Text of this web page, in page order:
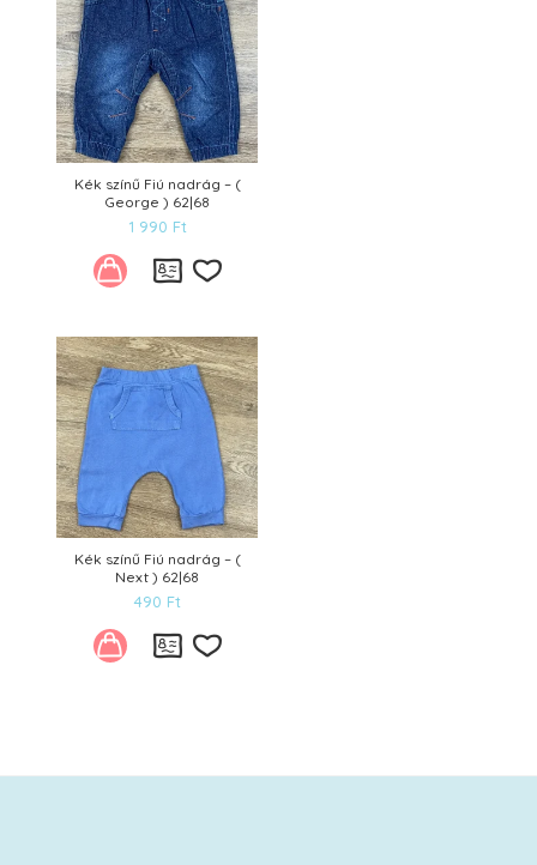
Kék színű Fiú nadrág – (
George ) 62|68
1 990 Ft
Kívánságlistára
Kék színű Fiú nadrág – (
Next ) 62|68
490 Ft